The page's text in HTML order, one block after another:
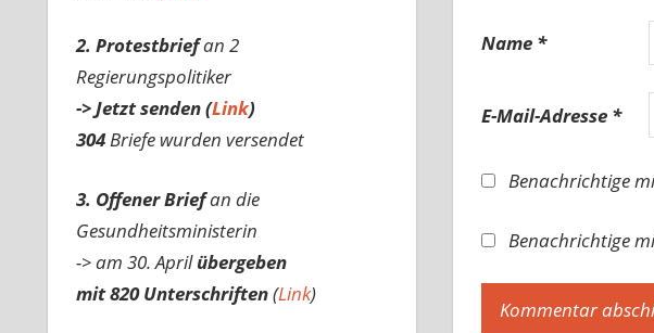
Name *
E-Mail-Adresse *
Benachrichtige
Benachrichtige
2. Protestbriefan 2
Regierungspolitiker
-> Jetzt senden (Link)
304Briefe wurden versendet
3. Offener Briefan die
Gesundheitsministerin
-> am 30. Aprilübergeben
mit 820 Unterschriften(Link)